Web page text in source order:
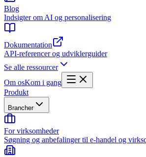
Blog
Indsigter om AI og personalisering
Dokumentation
API-referencer og udviklerguider
Se alle ressourcer
Om osKom i gang
Produkt
Brancher
For virksomheder
Søgning og anbefalinger til e-handel og